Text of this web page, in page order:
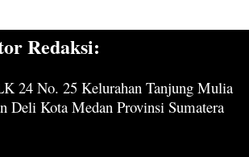
Redaksi:
24 No. 25 Kelurahan Tanjung Mulia
Deli Kota Medan Provinsi Sumatera